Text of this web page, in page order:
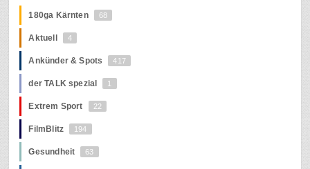
180ga Kärnten 68
Aktuell 4
Ankünder & Spots 417
der TALK spezial 1
Extrem Sport 22
FilmBlitz 194
Gesundheit 63